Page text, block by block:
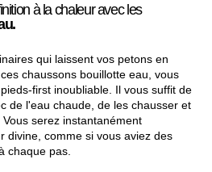
à la chaleur avec les
qui laissent vos petons en
chaussons bouillotte eau, vous
first inoubliable. Il vous suffit de
de l'eau chaude, de les chausser et
serez instantanément
divine, comme si vous aviez des
chaque pas.